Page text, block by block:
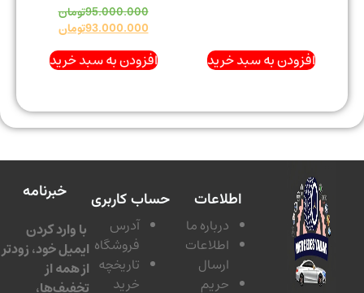
افزودن به سبد خرید
95.000.000تومان
93.000.000تومان
افزودن به سبد خرید
اطلاعات
درباره ما
اطلاعات
ارسال
حریم
حساب کاربری
آدرس
فروشگاه
تاریخچه
خبرنامه
با وارد کردن
ایمیل خود، زودتر
از همه از